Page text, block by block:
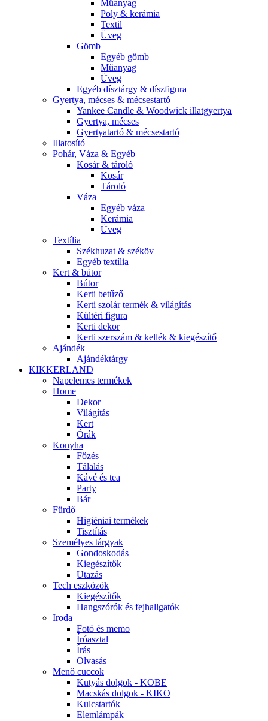
Műanyag
Poly & kerámia
Textil
Üveg
Gömb
Egyéb gömb
Műanyag
Üveg
Egyéb dísztárgy & díszfigura
Gyertya, mécses & mécsestartó
Yankee Candle & Woodwick illatgyertya
Gyertya, mécses
Gyertyatartó & mécsestartó
Illatosító
Pohár, Váza & Egyéb
Kosár & tároló
Kosár
Tároló
Váza
Egyéb váza
Kerámia
Üveg
Textília
Székhuzat & széköv
Egyéb textília
Kert & bútor
Bútor
Kerti betűző
Kerti szolár termék & világítás
Kültéri figura
Kerti dekor
Kerti szerszám & kellék & kiegészítő
Ajándék
Ajándéktárgy
KIKKERLAND
Napelemes termékek
Home
Dekor
Világítás
Kert
Órák
Konyha
Főzés
Tálalás
Kávé és tea
Party
Bár
Fürdő
Higiéniai termékek
Tisztítás
Személyes tárgyak
Gondoskodás
Kiegészítők
Utazás
Tech eszközök
Kiegészítők
Hangszórók és fejhallgatók
Iroda
Fotó és memo
Íróasztal
Írás
Olvasás
Menő cuccok
Kutyás dolgok - KOBE
Macskás dolgok - KIKO
Kulcstartók
Elemlámpák